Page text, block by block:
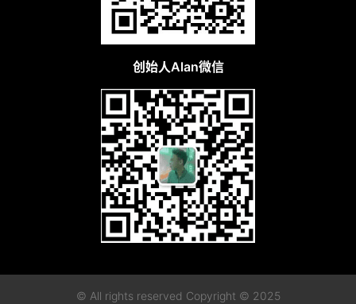
创始人Alan微信
© All rights reserved Copyright © 2025